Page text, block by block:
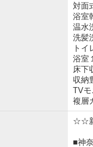
対面
浴室
温水
洗髪
トイ
浴室
床下
収納
TVモ
複層
☆☆
■神